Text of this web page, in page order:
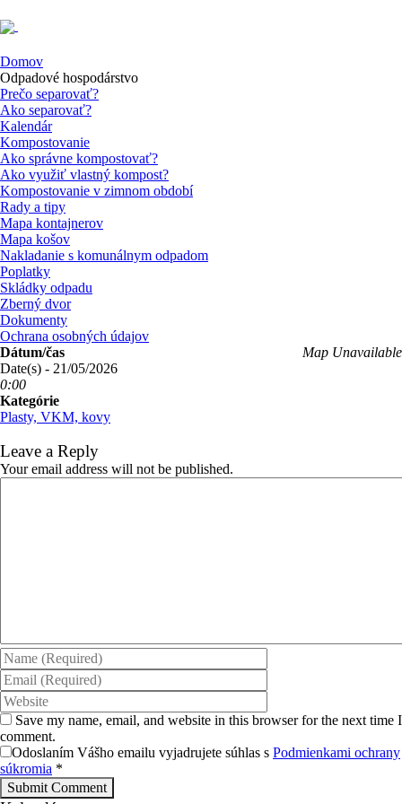
Domov
Odpadové hospodárstvo
Prečo separovať?
Ako separovať?
Kalendár
Kompostovanie
Ako správne kompostovať?
Ako využiť vlastný kompost?
Kompostovanie v zimnom období
Rady a tipy
Mapa kontajnerov
Mapa košov
Nakladanie s komunálnym odpadom
Poplatky
Skládky odpadu
Zberný dvor
Dokumenty
Ochrana osobných údajov
Map Unavailable
Dátum/čas
Date(s) - 21/05/2026
0:00
Kategórie
Plasty, VKM, kovy
Leave a Reply
Your email address will not be published.
Save my name, email, and website in this browser for the next time I
comment.
Odoslaním Vášho emailu vyjadrujete súhlas s Podmienkami ochrany
súkromia *